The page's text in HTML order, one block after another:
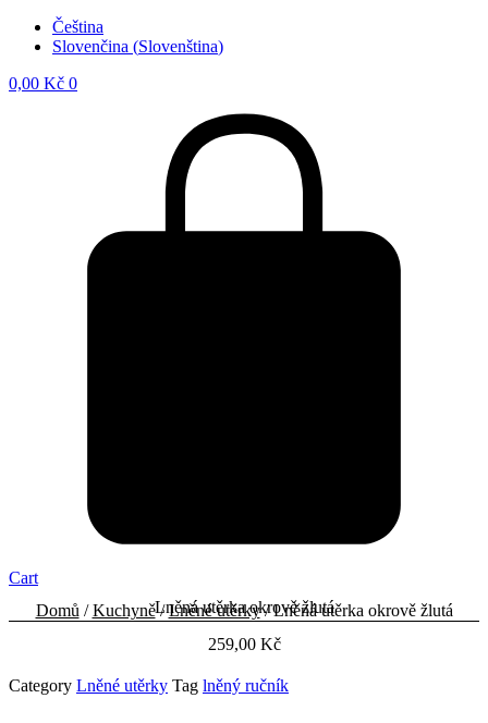
Čeština
Slovenčina (Slovenština)
0,00 Kč 0
Cart
Domů /Kuchyně/Lněné utěrky/ Lněná utěrka okrově žlutá
Lněná utěrka okrově žlutá
259,00 Kč
Category Lněné utěrky Tag lněný ručník